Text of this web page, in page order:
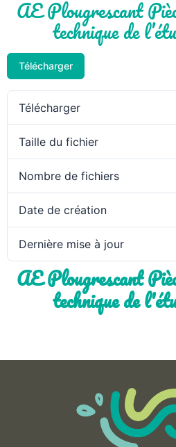
AE Plougrescant
technique de
Télécharger
Télécharger
Taille du fichier
Nombre de fichiers
Date de création
Dernière mise à jour
AE Plougrescant
technique de